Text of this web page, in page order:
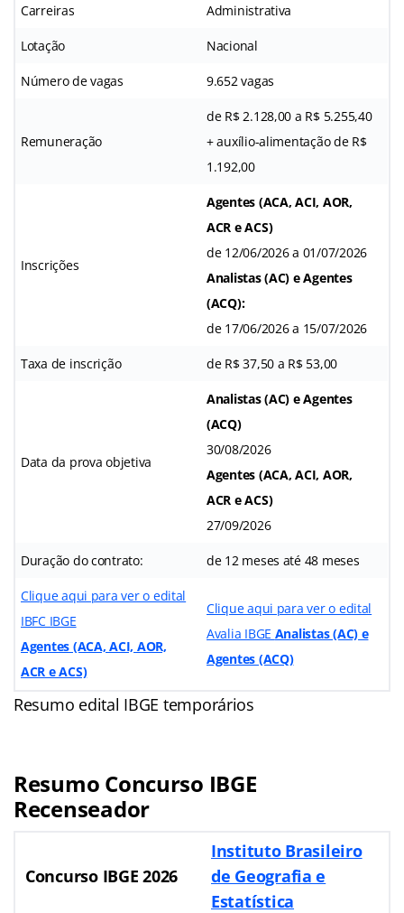
Carreiras Administrativa
Lotação Nacional
Número de vagas 9.652 vagas
Remuneração
de R$ 2.128,00 a R$ 5.255,40
+ auxílio-alimentação de R$
1.192,00
Inscrições
Agentes (ACA, ACI, AOR,
ACR e ACS)
de 12/06/2026 a 01/07/2026
Analistas (AC) e Agentes
(ACQ):
de 17/06/2026 a 15/07/2026
Taxa de inscrição de R$ 37,50 a R$ 53,00
Data da prova objetiva
Analistas (AC) e Agentes
(ACQ)
30/08/2026
Agentes (ACA, ACI, AOR,
ACR e ACS)
27/09/2026
Duração do contrato: de 12 meses até 48 meses
Clique aqui para ver o edital
IBFC IBGE
Agentes (ACA, ACI, AOR,
ACR e ACS)
Clique aqui para ver o edital
Avalia IBGE Analistas (AC) e
Agentes (ACQ)
Resumo edital IBGE temporários
Resumo Concurso IBGE
Recenseador
Concurso IBGE 2026
Instituto Brasileiro
de Geografia e
Estatística